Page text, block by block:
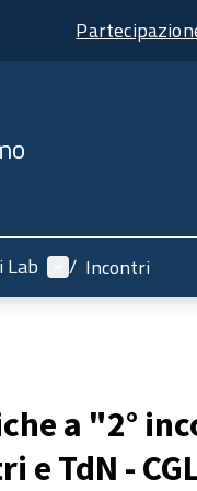
Lab Menù utente
/ Incontri
a "2°
e TdN -